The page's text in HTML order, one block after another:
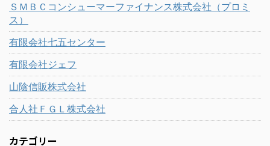
ＳＭＢＣコンシューマーファイナンス株式会社（プロミ
ス）
有限会社七五センター
有限会社ジェフ
山陰信販株式会社
合人社ＦＧＬ株式会社
カテゴリー